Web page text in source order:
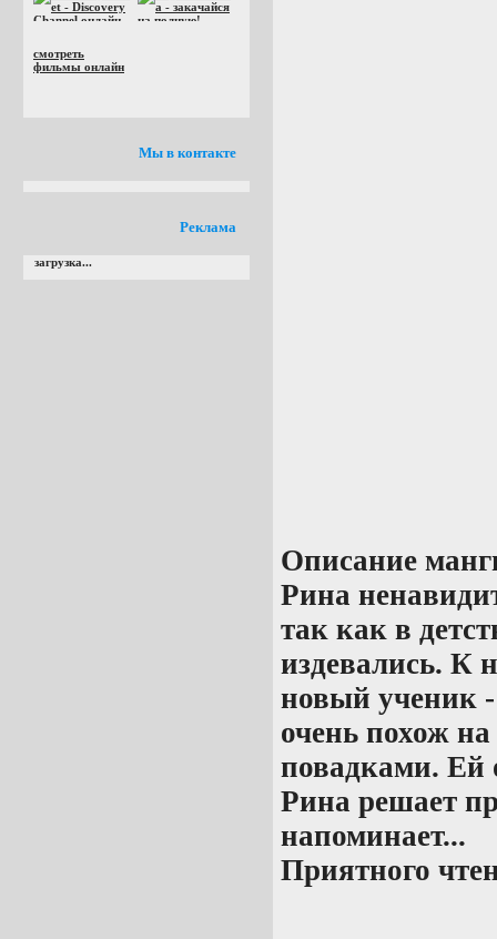
смотреть
фильмы онлайн
Мы в контакте
Реклама
загрузка...
Описание
Рина
так как в
издевались. К
новый ученик
очень похож
повадками. Ей
Рина решает
напоминает...
Приятного